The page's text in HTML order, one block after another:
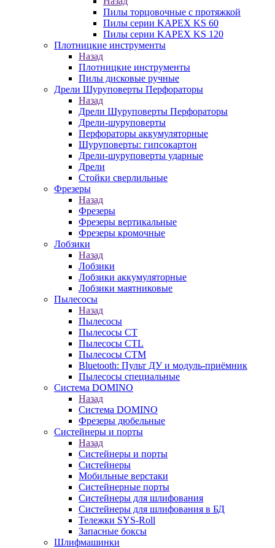
Пилы торцовочные с протяжкой
Пилы серии KAPEX KS 60
Пилы серии KAPEX KS 120
Плотницкие инструменты
Назад
Плотницкие инструменты
Пилы дисковые ручные
Дрели Шуруповерты Перфораторы
Назад
Дрели Шуруповерты Перфораторы
Дрели-шуруповерты
Перфораторы аккумуляторные
Шуруповерты: гипсокартон
Дрели-шуруповерты ударные
Дрели
Стойки сверлильные
Фрезеры
Назад
Фрезеры
Фрезеры вертикальные
Фрезеры кромочные
Лобзики
Назад
Лобзики
Лобзики аккумуляторные
Лобзики маятниковые
Пылесосы
Назад
Пылесосы
Пылесосы CT
Пылесосы CTL
Пылесосы CTM
Bluetooth: Пульт ДУ и модуль-приёмник
Пылесосы специальные
Система DOMINO
Назад
Система DOMINO
Фрезеры дюбельные
Систейнеры и порты
Назад
Систейнеры и порты
Систейнеры
Мобильные верстаки
Систейнерные порты
Систейнеры для шлифования
Систейнеры для шлифования в БД
Тележки SYS-Roll
Запасные боксы
Шлифмашинки